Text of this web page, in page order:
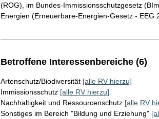
(ROG), im Bundes-Immissionsschutzgesetz
Energien (Erneuerbare-Energien-Gesetz - EEG
Betroffene Interessenbereiche (6)
Artenschutz/Biodiversität [alle RV hierzu]
Immissionsschutz [alle RV hierzu]
Nachhaltigkeit und Ressourcenschutz [alle RV
Sonstiges im Bereich "Bildung und Erziehung"